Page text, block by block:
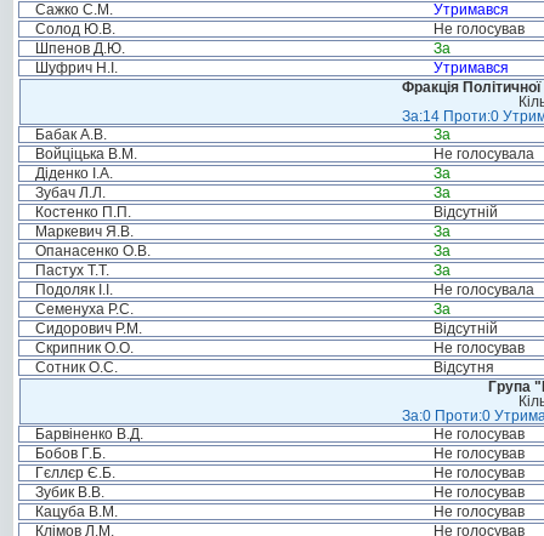
Сажко С.М.
Утримався
Солод Ю.В.
Не голосував
Шпенов Д.Ю.
За
Шуфрич Н.І.
Утримався
Фракція
За:14 Проти:0
Бабак А.В.
За
Войціцька В.М.
Не голосувала
Діденко І.А.
За
Зубач Л.Л.
За
Костенко П.П.
Відсутній
Маркевич Я.В.
За
Опанасенко О.В.
За
Пастух Т.Т.
За
Подоляк І.І.
Не голосувала
Семенуха Р.С.
За
Сидорович Р.М.
Відсутній
Скрипник О.О.
Не голосував
Сотник О.С.
Відсутня
Група
За:0 Проти:0
Барвіненко В.Д.
Не голосував
Бобов Г.Б.
Не голосував
Гєллєр Є.Б.
Не голосував
Зубик В.В.
Не голосував
Кацуба В.М.
Не голосував
Клімов Л.М.
Не голосував